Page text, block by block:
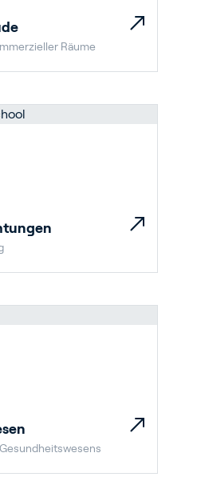
Räume